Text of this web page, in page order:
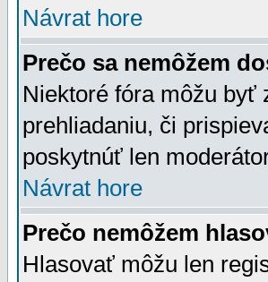
Návrat hore
Prečo sa nemôžem
Niektoré fóra môžu byť
prehliadaniu, či
poskytnúť len
Návrat hore
Prečo nemôžem
Hlasovať môžu len